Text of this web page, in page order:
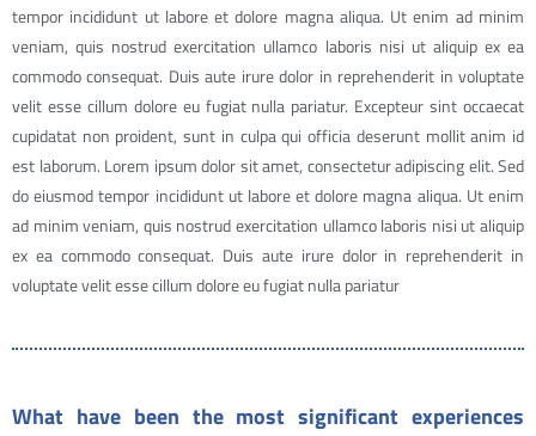
tempor incididunt ut labore et dolore magna aliqua. Ut enim ad minim
veniam, quis nostrud exercitation ullamco laboris nisi ut aliquip ex ea
commodo consequat. Duis aute irure dolor in reprehenderit in voluptate
velit esse cillum dolore eu fugiat nulla pariatur. Excepteur sint occaecat
cupidatat non proident, sunt in culpa qui officia deserunt mollit anim id
est laborum. Lorem ipsum dolor sit amet, consectetur adipiscing elit. Sed
do eiusmod tempor incididunt ut labore et dolore magna aliqua. Ut enim
ad minim veniam, quis nostrud exercitation ullamco laboris nisi ut aliquip
ex ea commodo consequat. Duis aute irure dolor in reprehenderit in
voluptate velit esse cillum dolore eu fugiat nulla pariatur
What have been the most significant experiences